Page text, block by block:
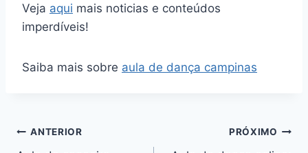
Veja aqui mais noticias e conteúdos
imperdíveis!
Saiba mais sobre aula de dança campinas
Navegação
ANTERIOR PRÓXIMO